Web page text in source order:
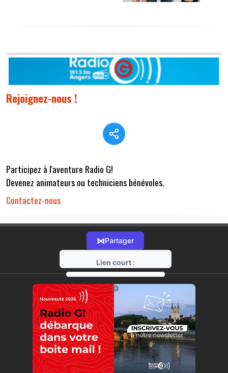
Rejoignez-nous !
Participez à l'aventure Radio G!
Devenez animateurs ou techniciens bénévoles.
Contactez-nous
⋈Partager
Lien court :
https://radio-g.fr?r32
⧉